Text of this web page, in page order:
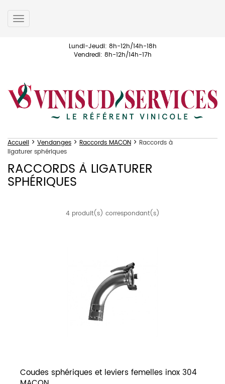
Toggle
navigation
Lundi-Jeudi: 8h-12h/14h-18h
Vendredi: 8h-12h/14h-17h
Accueil > Vendanges > Raccords MACON > Raccords à
ligaturer sphériques
RACCORDS À LIGATURER
SPHÉRIQUES
4 produit(s) correspondant(s)
Coudes sphériques et leviers femelles inox 304